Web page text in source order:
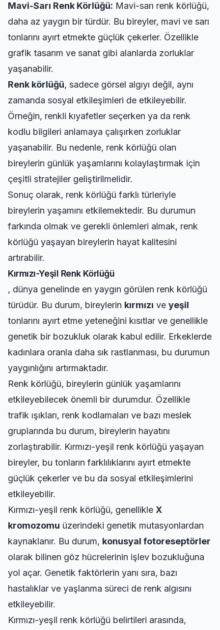
Mavi-Sarı Renk Körlüğü: Mavi-sarı renk körlüğü,
daha az yaygın bir türdür. Bu bireyler, mavi ve sarı
tonlarını ayırt etmekte güçlük çekerler. Özellikle
grafik tasarım ve sanat gibi alanlarda zorluklar
yaşanabilir.
Renk körlüğü, sadece görsel algıyı değil, aynı
zamanda sosyal etkileşimleri de etkileyebilir.
Örneğin, renkli kıyafetler seçerken ya da renk
kodlu bilgileri anlamaya çalışırken zorluklar
yaşanabilir. Bu nedenle, renk körlüğü olan
bireylerin günlük yaşamlarını kolaylaştırmak için
çeşitli stratejiler geliştirilmelidir.
Sonuç olarak, renk körlüğü farklı türleriyle
bireylerin yaşamını etkilemektedir. Bu durumun
farkında olmak ve gerekli önlemleri almak, renk
körlüğü yaşayan bireylerin hayat kalitesini
artırabilir.
Kırmızı-Yeşil Renk Körlüğü
, dünya genelinde en yaygın görülen renk körlüğü
türüdür. Bu durum, bireylerin kırmızı ve yeşil
tonlarını ayırt etme yeteneğini kısıtlar ve genellikle
genetik bir bozukluk olarak kabul edilir. Erkeklerde
kadınlara oranla daha sık rastlanması, bu durumun
yaygınlığını artırmaktadır.
Renk körlüğü, bireylerin günlük yaşamlarını
etkileyebilecek önemli bir durumdur. Özellikle
trafik ışıkları, renk kodlamaları ve bazı meslek
gruplarında bu durum, bireylerin hayatını
zorlaştırabilir. Kırmızı-yeşil renk körlüğü yaşayan
bireyler, bu tonların farklılıklarını ayırt etmekte
güçlük çekerler ve bu da sosyal etkileşimlerini
etkileyebilir.
Kırmızı-yeşil renk körlüğü, genellikle X
kromozomu üzerindeki genetik mutasyonlardan
kaynaklanır. Bu durum, konusyal fotoreseptörler
olarak bilinen göz hücrelerinin işlev bozukluğuna
yol açar. Genetik faktörlerin yanı sıra, bazı
hastalıklar ve yaşlanma süreci de renk algısını
etkileyebilir.
Kırmızı-yeşil renk körlüğü belirtileri arasında,